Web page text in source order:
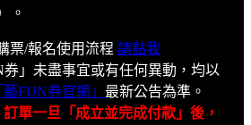
。
票/報名使用流程 請點我
券」未盡事宜或有任何異動，均以
藝FUN券官網」 最新公告為準。
單一旦「成立並完成付款」後，